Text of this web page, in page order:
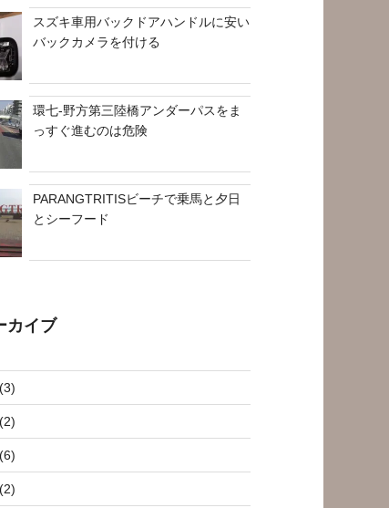
スズキ車用バックドアハンドルに安い
バックカメラを付ける
環七-野方第三陸橋アンダーパスをま
っすぐ進むのは危険
PARANGTRITISビーチで乗馬と夕日
とシーフード
カイブ